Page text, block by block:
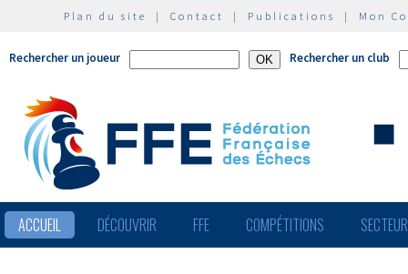
Plan du site | Contact | Publications | Mon
Rechercher un joueur Rechercher un club
ACCUEIL DÉCOUVRIR FFE COMPÉTITIONS